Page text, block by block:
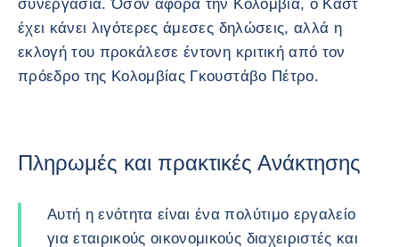
συνεργασία. Όσον αφορά την Κολομβία, ο Καστ
έχει κάνει λιγότερες άμεσες δηλώσεις, αλλά η
εκλογή του προκάλεσε έντονη κριτική από τον
πρόεδρο της Κολομβίας Γκουστάβο Πέτρο.
Πληρωμές και πρακτικές Ανάκτησης
Αυτή η ενότητα είναι ένα πολύτιμο εργαλείο
για εταιρικούς οικονομικούς διαχειριστές και